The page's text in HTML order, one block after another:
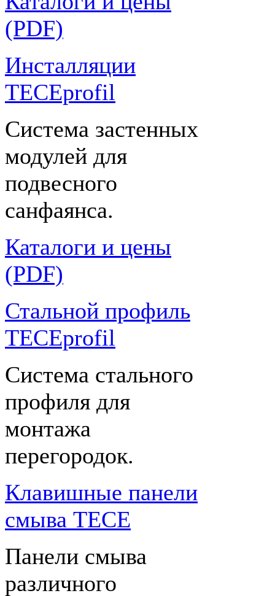
(PDF)
Инсталляции
TECEprofil
Система застенных
модулей для
подвесного
санфаянса.
Каталоги и цены
(PDF)
Стальной профиль
TECEprofil
Система стального
профиля для
монтажа
перегородок.
Клавишные панели
смыва TECE
Панели смыва
различного